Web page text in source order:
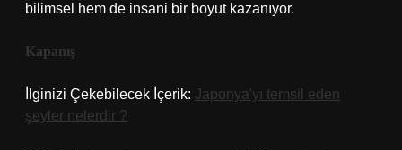
bilimsel hem de insani bir boyut kazanıyor.
Kapanış
İlginizi Çekebilecek İçerik: Japonya'yı temsil eden
şeyler nelerdir ?